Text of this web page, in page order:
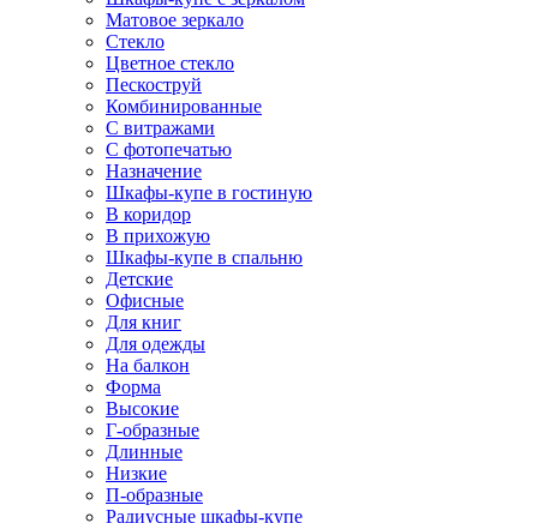
Матовое зеркало
Стекло
Цветное стекло
Пескоструй
Комбинированные
С витражами
С фотопечатью
Назначение
Шкафы-купе в гостиную
В коридор
В прихожую
Шкафы-купе в спальню
Детские
Офисные
Для книг
Для одежды
На балкон
Форма
Высокие
Г-образные
Длинные
Низкие
П-образные
Радиусные шкафы-купе